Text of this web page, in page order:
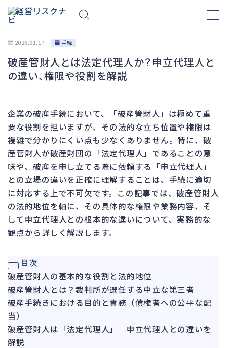
財務 695
資金繰り 193
資産売却 194
法務
差押・強制執行 231
法令違反・行政処分 318
訴訟・不正 279
損害賠償・知的財産 271
経営 157
人事労務 572
人件費
労災・ハラスメント 149
2026.01.17 手続
破産管財人とは法定代理人か？申立代理人と
の違い、権限や役割を解説
企業の破産手続において、「破産管財人」は極めて重
要な役割を担いますが、その法的な立ち位置や権限は
複雑で分かりにくい点も少なくありません。特に、破
産管財人が破産財団の「法定代理人」であることの意
味や、破産を申し立てる際に依頼する「申立代理人」
との立場の違いを正確に理解することは、手続に適切
に対応する上で不可欠です。この記事では、破産管財人
の法的地位を軸に、その具体的な権限や業務内容、そ
して申立代理人との根本的な違いについて、実務的な
観点から詳しく解説します。
目次
破産管財人の基本的な役割と法的地位
破産管財人とは？裁判所が選任する中立な第三者
破産手続きにおける目的と責務（債権者への公平な配
当）
破産管財人は「法定代理人」｜申立代理人との違いを
解説